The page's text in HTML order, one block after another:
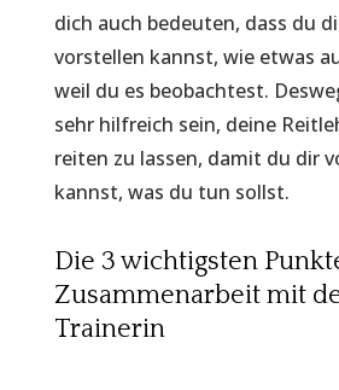
dich auch bedeuten, dass du
vorstellen kannst, wie etwas
weil du es beobachtest.
sehr hilfreich sein, deine
reiten zu lassen, damit du dir
kannst, was du tun sollst.
Die 3 wichtigsten
Zusammenarbeit mit
Trainerin